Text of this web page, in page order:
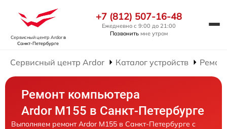
Сервисный центр Ardorв
Санкт-Петербурге
+7 (812) 507-16-48
Ежедневно с 9:00 до 21:00
Позвонить мне утром
Сервисный центр Ardor Каталог устройств
Ремонт компьютера
Ardor M155 в Санкт-Петербурге
Выполняем ремонт Ardor M155 в Санкт-Петербурге с